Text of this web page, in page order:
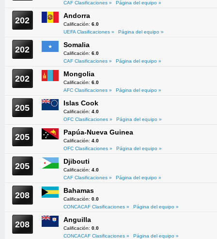
CAF Clasificaciones »
Página del equipo »
202 Andorra
Calificación: 6.0
UEFA Clasificaciones »
Página del equipo »
202 Somalia
Calificación: 6.0
CAF Clasificaciones »
Página del equipo »
202 Mongolia
Calificación: 6.0
AFC Clasificaciones »
Página del equipo »
205 Islas Cook
Calificación: 4.0
OFC Clasificaciones »
Página del equipo »
205 Papúa-Nueva Guinea
Calificación: 4.0
OFC Clasificaciones »
Página del equipo »
205 Djibouti
Calificación: 4.0
CAF Clasificaciones »
Página del equipo »
208 Bahamas
Calificación: 0.0
CONCACAF Clasificaciones »
Página del equipo »
208 Anguilla
Calificación: 0.0
CONCACAF Clasificaciones »
Página del equipo »